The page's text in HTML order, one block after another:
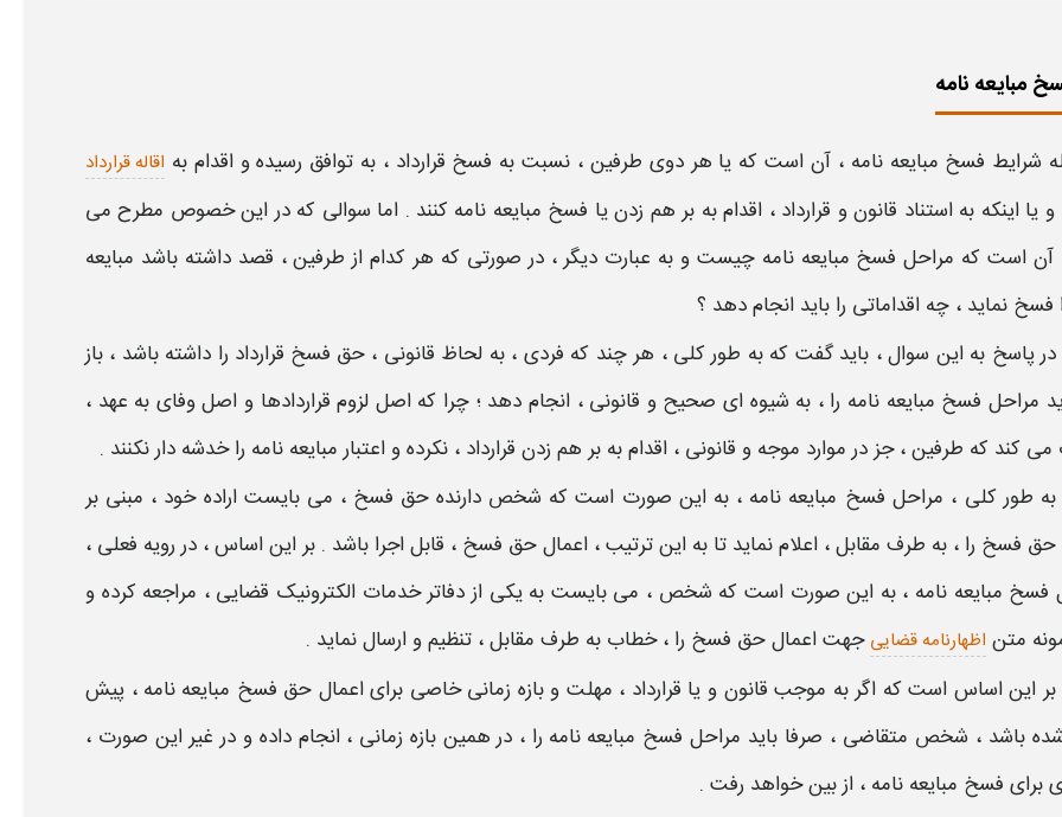
مبایعه نامه
شرایط فسخ مبایعه نامه ، آن است که یا هر دوی طرفین ، نسبت به فسخ قرارداد ، به توافق رسیده و اقدام به اقاله قرارداد
و یا اینکه به استناد قانون و قرارداد ، اقدام به بر هم زدن یا فسخ مبایعه نامه کنند . اما سوالی که در این خصوص مطرح می
آن است که مراحل فسخ مبایعه نامه چیست و به عبارت دیگر ، در صورتی که هر کدام از طرفین ، قصد داشته باشد مبایعه
فسخنماید ، چه اقداماتی را باید انجام دهد ؟
در پاسخ به این سوال ، باید گفت که به طور کلی ، هر چند که فردی ، به لحاظ قانونی ، حق فسخ قرارداد را داشته باشد ، باز
مراحل فسخ مبایعه نامه را ، به شیوه ای صحیح و قانونی ، انجام دهد ؛ چرا که اصل لزوم قراردادها و اصل وفای به عهد ،
کند که طرفین ، جز در موارد موجه و قانونی ، اقدام به بر هم زدن قرارداد ، نکرده و اعتبار مبایعه نامه را خدشه دار نکنند .
به طور کلی ، مراحل فسخ مبایعه نامه ، به این صورت است که شخص دارنده حق فسخ ، می بایست اراده خود ، مبنی بر
حق فسخ را ، به طرف مقابل ، اعلام نماید تا به این ترتیب ، اعمال حق فسخ ، قابل اجرا باشد . بر این اساس ، در رویه فعلی ،
فسخ مبایعه نامه ، به این صورت است که شخص ، می بایست به یکی از دفاتر خدمات الکترونیک قضایی ، مراجعه کرده و
متن اظهارنامه قضایی جهت اعمال حق فسخ را ، خطاب به طرف مقابل ، تنظیم و ارسال نماید .
بر این اساس است که اگر به موجب قانون و یا قرارداد ، مهلت و بازه زمانی خاصی برای اعمال حق فسخ مبایعه نامه ، پیش
باشد ، شخص متقاضی ، صرفا باید مراحل فسخ مبایعه نامه را ، در همین بازه زمانی ، انجام داده و در غیر این صورت ،
برای فسخ مبایعه نامه، از بین خواهد رفت .